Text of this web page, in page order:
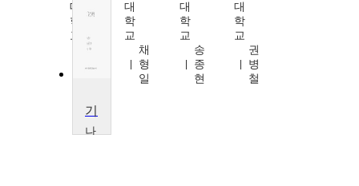
대
학
교
김
혜
대
학
교
채
형
일
대
학
교
송
종
현
대
학
교
권
병
철
나